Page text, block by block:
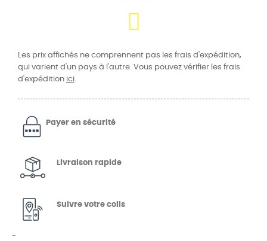
Les prix affichés ne comprennent pas les frais d'expédition,
qui varient d'un pays à l'autre. Vous pouvez vérifier les frais
d'expédition ici.
Payer en sécurité
Livraison rapide
Suivre votre colis
-